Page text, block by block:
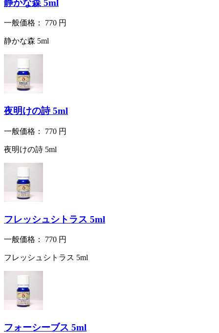
静かな森 5ml
一般価格： 770 円
静かな森 5ml
夜明けの詩 5ml
一般価格： 770 円
夜明けの詩 5ml
フレッシュシトラス 5ml
一般価格： 770 円
フレッシュシトラス 5ml
フォーシーブス 5ml